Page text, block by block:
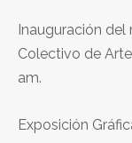
Inauguración del
Colectivo de
am.
Exposición